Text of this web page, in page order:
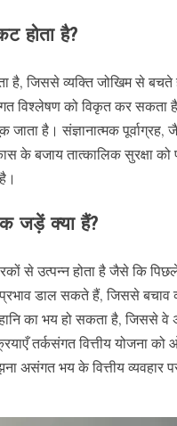
होता है?
है, जिससे व्यक्ति जोखिम से
विश्लेषण को विकृत कर
है। संज्ञानात्मक पूर्वाग्रह,
के बजाय तात्कालिक सुरक्षा को
जड़ें क्या हैं?
से उत्पन्न होता है जैसे कि पिछले
डाल सकते हैं, जिससे बचाव
हानि का भय हो सकता है,
तर्कसंगत वित्तीय योजना
असंगत भय के वित्तीय